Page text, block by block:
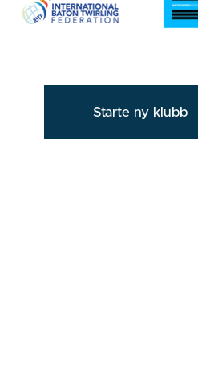
Starte ny klubb